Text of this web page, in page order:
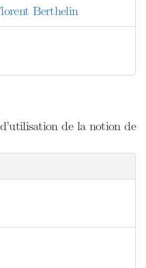
Berthelin
de la notion de